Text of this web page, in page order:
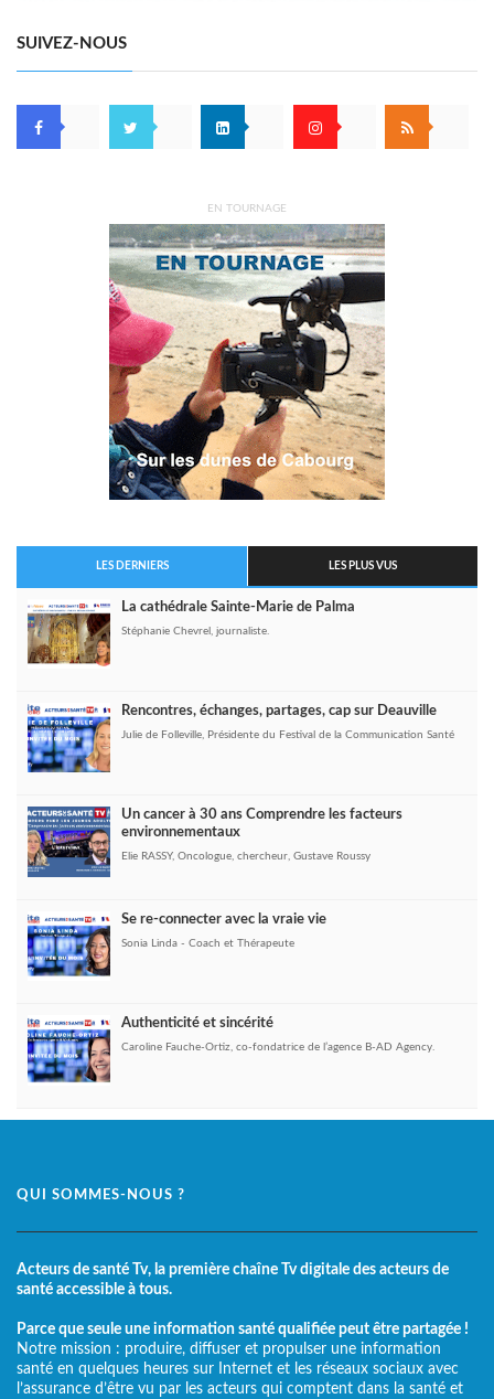
SUIVEZ-NOUS
EN TOURNAGE
LES DERNIERS LES PLUS VUS
La cathédrale Sainte-Marie de Palma
Stéphanie Chevrel, journaliste.
Rencontres, échanges, partages, cap sur Deauville
Julie de Folleville, Présidente du Festival de la Communication Santé
Un cancer à 30 ans Comprendre les facteurs
environnementaux
Elie RASSY, Oncologue, chercheur, Gustave Roussy
Se re-connecter avec la vraie vie
Sonia Linda - Coach et Thérapeute
Authenticité et sincérité
Caroline Fauche-Ortiz, co-fondatrice de l’agence B-AD Agency.
QUI SOMMES-NOUS ?
Acteurs de santé Tv, la première chaîne Tv digitale des acteurs de
santé accessible à tous.
Parce que seule une information santé qualifiée peut être partagée !
Notre mission : produire, diffuser et propulser une information
santé en quelques heures sur Internet et les réseaux sociaux avec
l’assurance d’être vu par les acteurs qui comptent dans la santé et